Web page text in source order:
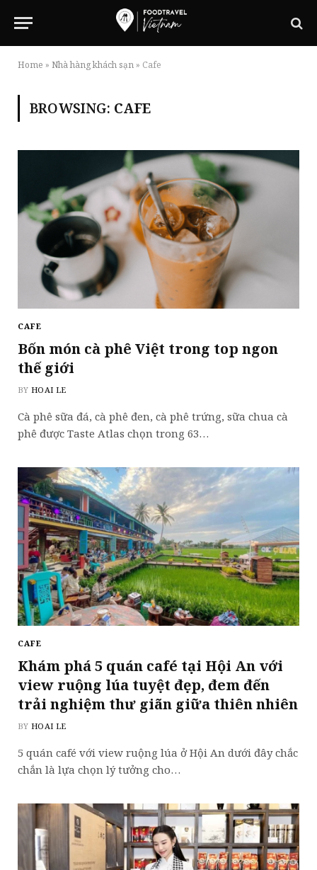
Home » Nhà hàng khách sạn » Cafe
BROWSING: CAFE
CAFE
Bốn món cà phê Việt trong top ngon
thế giới
BY HOAI LE
Cà phê sữa đá, cà phê đen, cà phê trứng, sữa chua cà
phê được Taste Atlas chọn trong 63…
CAFE
Khám phá 5 quán café tại Hội An với
view ruộng lúa tuyệt đẹp, đem đến
trải nghiệm thư giãn giữa thiên nhiên
BY HOAI LE
5 quán café với view ruộng lúa ở Hội An dưới đây chắc
chắn là lựa chọn lý tưởng cho…